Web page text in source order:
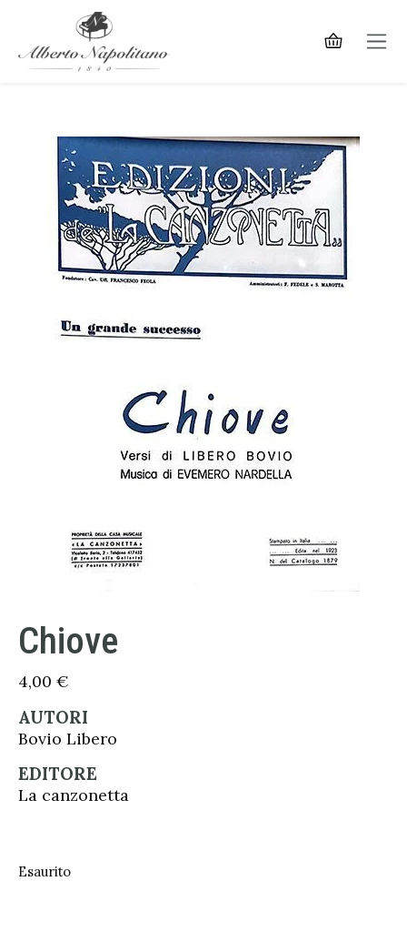
Chiove
4,00 €
AUTORI
Bovio Libero
EDITORE
La canzonetta
Esaurito